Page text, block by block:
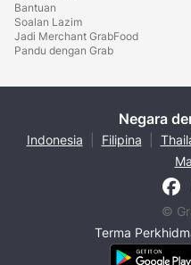
Bantuan
Soalan Lazim
Jadi Merchant GrabFood
Pandu dengan Grab
Negara
Indonesia Filipina
©
Terma